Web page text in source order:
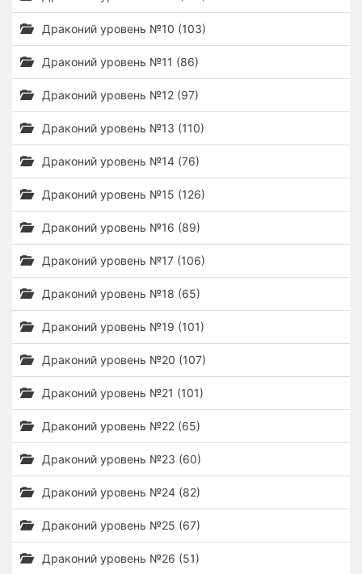
Драконий уровень №10 (103)
Драконий уровень №11 (86)
Драконий уровень №12 (97)
Драконий уровень №13 (110)
Драконий уровень №14 (76)
Драконий уровень №15 (126)
Драконий уровень №16 (89)
Драконий уровень №17 (106)
Драконий уровень №18 (65)
Драконий уровень №19 (101)
Драконий уровень №20 (107)
Драконий уровень №21 (101)
Драконий уровень №22 (65)
Драконий уровень №23 (60)
Драконий уровень №24 (82)
Драконий уровень №25 (67)
Драконий уровень №26 (51)